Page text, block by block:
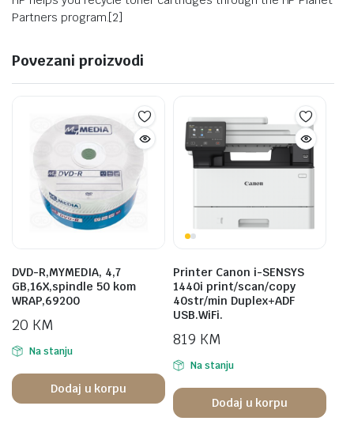
Partners program.[2]
Povezani proizvodi
DVD-R,MYMEDIA, 4,7
GB,16X,spindle 50 kom
WRAP,69200
20 KM
Na stanju
Dodaj u korpu
Printer Canon i-SENSYS
1440i print/scan/copy
40str/min Duplex+ADF
USB.WiFi.
819 KM
Na stanju
Dodaj u korpu